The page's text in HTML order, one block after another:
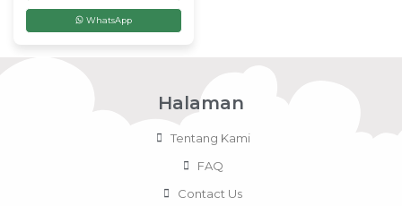
WhatsApp
Halaman
Tentang Kami
FAQ
Contact Us